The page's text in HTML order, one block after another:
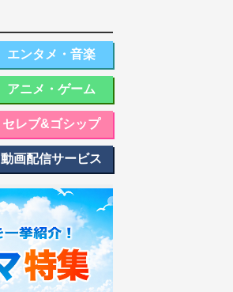
エンタメ・音楽
アニメ・ゲーム
セレブ&ゴシップ
動画配信サービス